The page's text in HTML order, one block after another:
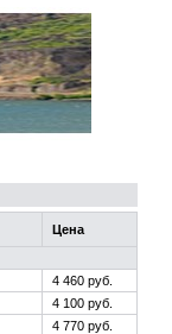
Цена
4 460 руб.
4 100 руб.
4 770 руб.